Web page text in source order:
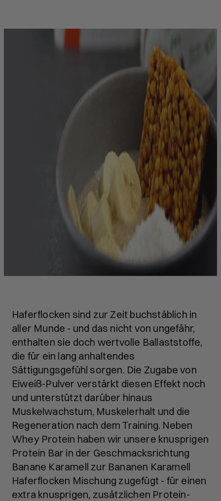
Haferflocken sind zur Zeit buchstäblich in
aller Munde - und das nicht von ungefähr,
enthalten sie doch wertvolle Ballaststoffe,
die für ein lang anhaltendes
Sättigungsgefühl sorgen. Die Zugabe von
Eiweiß-Pulver verstärkt diesen Effekt noch
und unterstützt darüber hinaus
Muskelwachstum, Muskelerhalt und die
Regeneration nach dem Training. Neben
Whey Protein haben wir unsere knusprigen
Protein Bar in der Geschmacksrichtung
Banane Karamell zur Bananen Karamell
Haferflocken Mischung zugefügt - für einen
extra knusprigen, zusätzlichen Protein-